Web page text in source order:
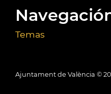
Temas
Ajuntament de València ©